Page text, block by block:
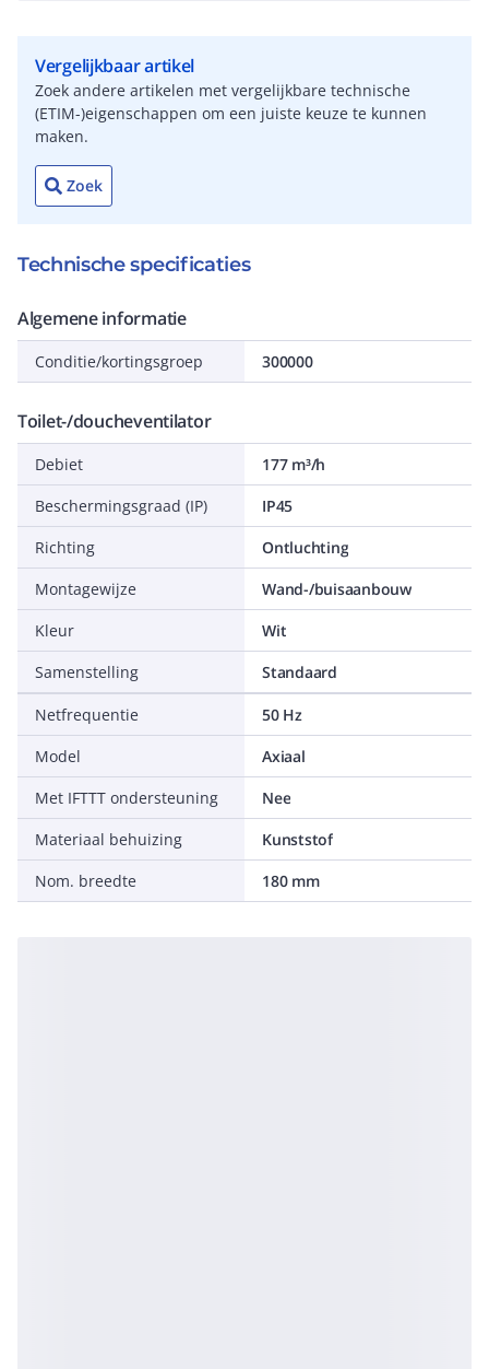
Vergelijkbaar artikel
Zoek andere artikelen met vergelijkbare technische
(ETIM-)eigenschappen om een juiste keuze te kunnen
maken.
Zoek
Technische specificaties
Algemene informatie
Conditie/kortingsgroep 300000
Toilet-/doucheventilator
Debiet
177 m³/h
Beschermingsgraad (IP)
IP45
Richting
Ontluchting
Montagewijze
Wand-/buisaanbouw
Kleur
Wit
Samenstelling
Standaard
Netfrequentie
50 Hz
Model
Axiaal
Met IFTTT ondersteuning
Nee
Materiaal behuizing
Kunststof
Nom. breedte
180 mm